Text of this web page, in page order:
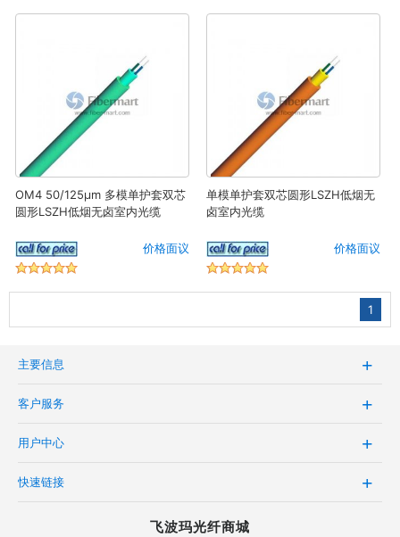
OM4 50/125μm 多模单护套双芯
圆形LSZH低烟无卤室内光缆
价格面议
单模单护套双芯圆形LSZH低烟无
卤室内光缆
价格面议
1
主要信息
客户服务
用户中心
快速链接
飞波玛光纤商城